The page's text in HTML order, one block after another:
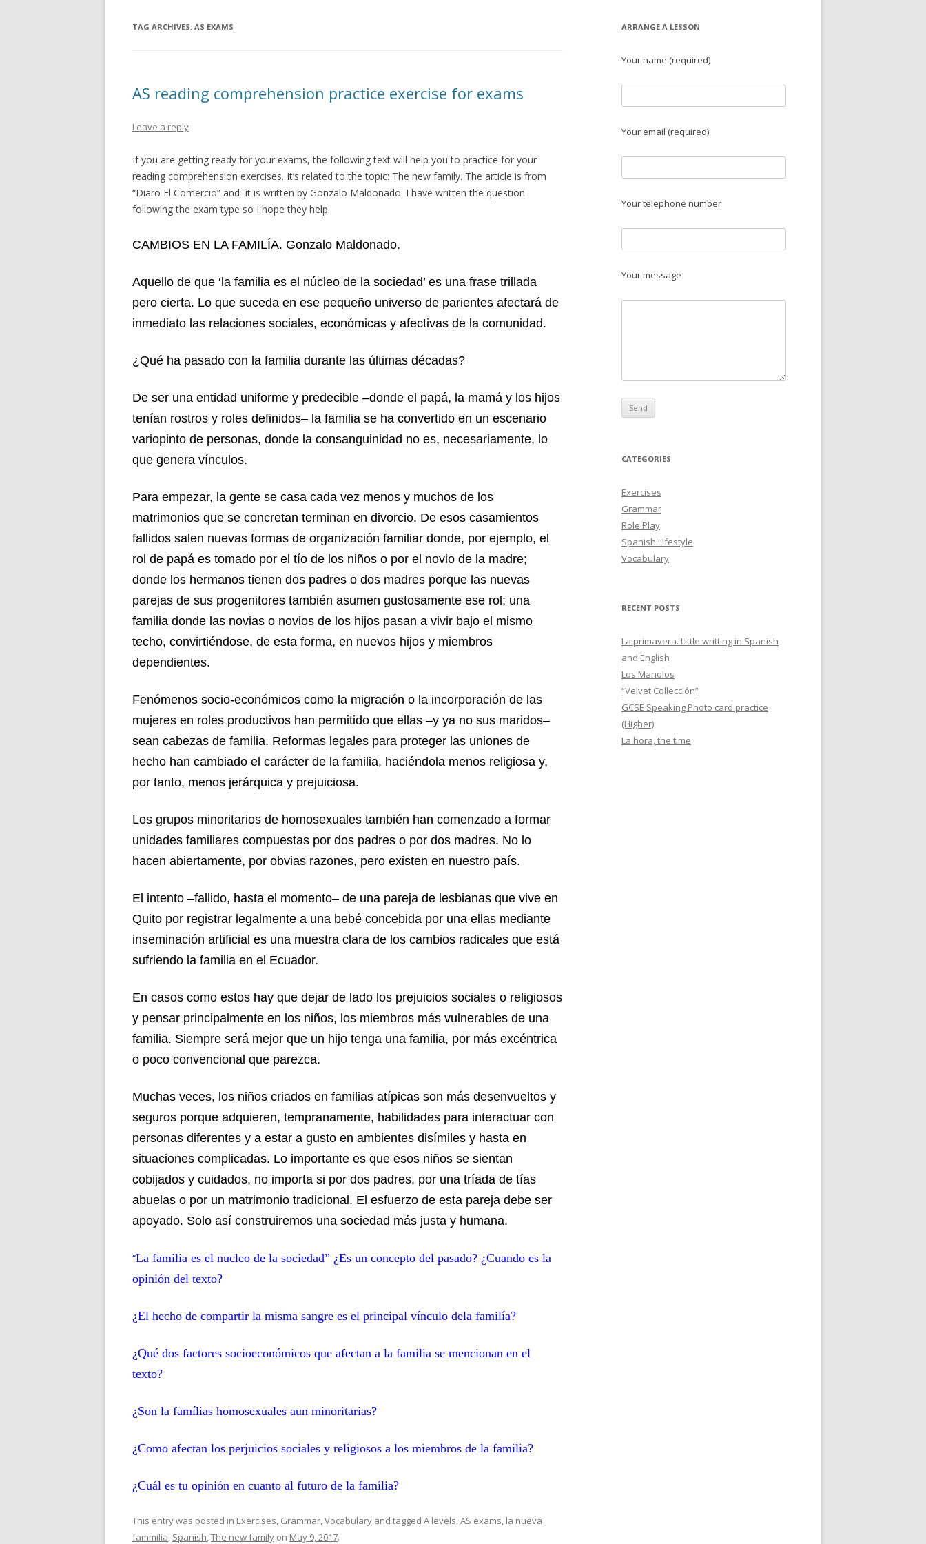
TAG ARCHIVES: AS EXAMS
AS reading comprehension practice exercise for exams
Leave a reply
If you are getting ready for your exams, the following text will help you to practice for your
reading comprehension exercises. It’s related to the topic: The new family. The article is from
“Diaro El Comercio” and it is written by Gonzalo Maldonado. I have written the question
following the exam type so I hope they help.
CAMBIOS EN LA FAMILÍA. Gonzalo Maldonado.
Aquello de que ‘la familia es el núcleo de la sociedad’ es una frase trillada
pero cierta. Lo que suceda en ese pequeño universo de parientes afectará de
inmediato las relaciones sociales, económicas y afectivas de la comunidad.
¿Qué ha pasado con la familia durante las últimas décadas?
De ser una entidad uniforme y predecible –donde el papá, la mamá y los hijos
tenían rostros y roles definidos– la familia se ha convertido en un escenario
variopinto de personas, donde la consanguinidad no es, necesariamente, lo
que genera vínculos.
Para empezar, la gente se casa cada vez menos y muchos de los
matrimonios que se concretan terminan en divorcio. De esos casamientos
fallidos salen nuevas formas de organización familiar donde, por ejemplo, el
rol de papá es tomado por el tío de los niños o por el novio de la madre;
donde los hermanos tienen dos padres o dos madres porque las nuevas
parejas de sus progenitores también asumen gustosamente ese rol; una
familia donde las novias o novios de los hijos pasan a vivir bajo el mismo
techo, convirtiéndose, de esta forma, en nuevos hijos y miembros
dependientes.
Fenómenos socio-económicos como la migración o la incorporación de las
mujeres en roles productivos han permitido que ellas –y ya no sus maridos–
sean cabezas de familia. Reformas legales para proteger las uniones de
hecho han cambiado el carácter de la familia, haciéndola menos religiosa y,
por tanto, menos jerárquica y prejuiciosa.
Los grupos minoritarios de homosexuales también han comenzado a formar
unidades familiares compuestas por dos padres o por dos madres. No lo
hacen abiertamente, por obvias razones, pero existen en nuestro país.
El intento –fallido, hasta el momento– de una pareja de lesbianas que vive en
Quito por registrar legalmente a una bebé concebida por una ellas mediante
inseminación artificial es una muestra clara de los cambios radicales que está
sufriendo la familia en el Ecuador.
En casos como estos hay que dejar de lado los prejuicios sociales o religiosos
y pensar principalmente en los niños, los miembros más vulnerables de una
familia. Siempre será mejor que un hijo tenga una familia, por más excéntrica
o poco convencional que parezca.
Muchas veces, los niños criados en familias atípicas son más desenvueltos y
seguros porque adquieren, tempranamente, habilidades para interactuar con
personas diferentes y a estar a gusto en ambientes disímiles y hasta en
situaciones complicadas. Lo importante es que esos niños se sientan
cobijados y cuidados, no importa si por dos padres, por una tríada de tías
abuelas o por un matrimonio tradicional. El esfuerzo de esta pareja debe ser
apoyado. Solo así construiremos una sociedad más justa y humana.
“La familia es el nucleo de la sociedad” ¿Es un concepto del pasado? ¿Cuando es la
opinión del texto?
¿El hecho de compartir la misma sangre es el principal vínculo dela familía?
¿Qué dos factores socioeconómicos que afectan a la familia se mencionan en el
texto?
¿Son la famílias homosexuales aun minoritarias?
¿Como afectan los perjuicios sociales y religiosos a los miembros de la familia?
¿Cuál es tu opinión en cuanto al futuro de la família?
This entry was posted in Exercises, Grammar,Vocabulary and tagged A levels,AS exams, la nueva
fammilia, Spanish,The new family on May 9, 2017.
ARRANGE A LESSON
Your name (required)
Your email (required)
Your telephone number
Your message
CATEGORIES
Exercises
Grammar
Role Play
Spanish Lifestyle
Vocabulary
RECENT POSTS
La primavera. Little writting in Spanish
and English
Los Manolos
“Velvet Collección”
GCSE Speaking Photo card practice
(Higher)
La hora, the time